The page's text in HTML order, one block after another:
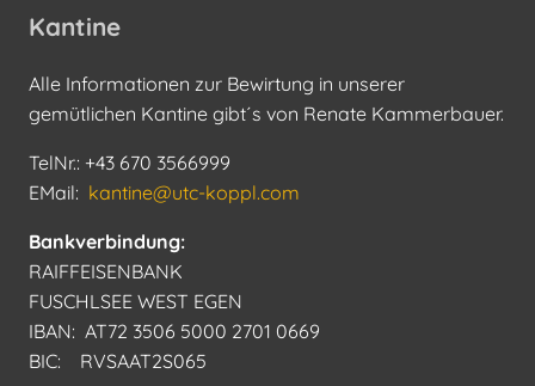
Kantine
Alle Informationen zur Bewirtung in unserer
gemütlichen Kantine gibt´s von Renate Kammerbauer.
TelNr.: +43 670 3566999
EMail: kantine@utc-koppl.com
Bankverbindung:
RAIFFEISENBANK
FUSCHLSEE WEST EGEN
IBAN: AT72 3506 5000 2701 0669
BIC: RVSAAT2S065